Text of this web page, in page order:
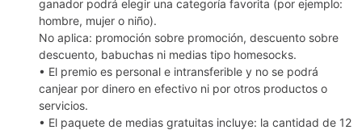
ganador podrá elegir una categoría favorita (por ejemplo:
hombre, mujer o niño).
No aplica: promoción sobre promoción, descuento sobre
descuento, babuchas ni medias tipo homesocks.
• El premio es personal e intransferible y no se podrá
canjear por dinero en efectivo ni por otros productos o
servicios.
• El paquete de medias gratuitas incluye: la cantidad de 12